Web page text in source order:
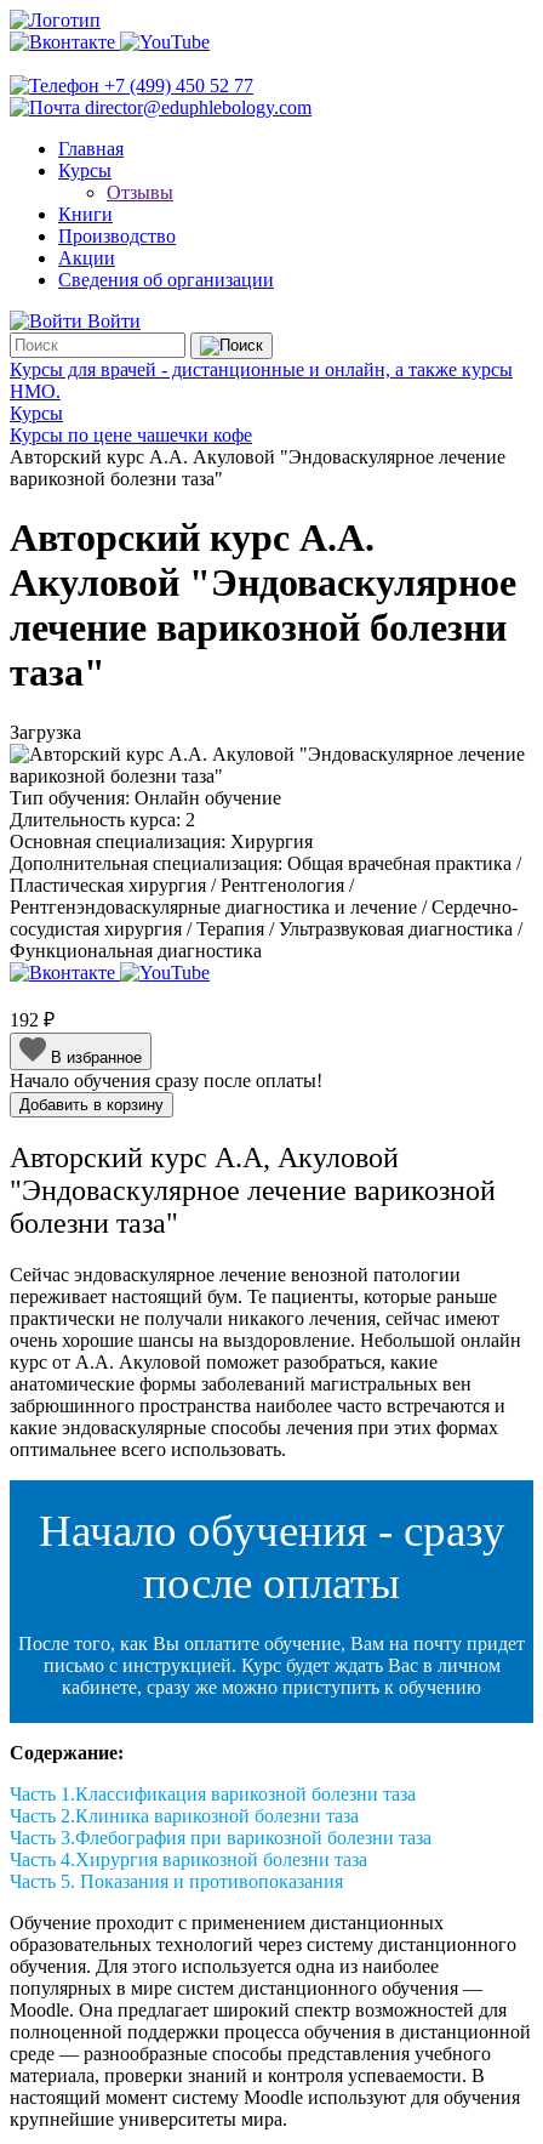
+7 (499) 450 52 77
director@eduphlebology.com
Главная
Курсы
Отзывы
Книги
Производство
Акции
Сведения об организации
Войти
Курсы для врачей - дистанционные и онлайн, а также курсы
НМО.
Курсы
Курсы по цене чашечки кофе
Авторский курс А.А. Акуловой "Эндоваскулярное лечение
варикозной болезни таза"
Авторский курс А.А.
Акуловой "Эндоваскулярное
лечение варикозной болезни
таза"
Загрузка
Тип обучения: Онлайн обучение
Длительность курса: 2
Основная специализация: Хирургия
Дополнительная специализация: Общая врачебная практика /
Пластическая хирургия / Рентгенология /
Рентгенэндоваскулярные диагностика и лечение / Сердечно-
сосудистая хирургия / Терапия / Ультразвуковая диагностика /
Функциональная диагностика
192 ₽
В избранное
Начало обучения сразу после оплаты!
Добавить в корзину
Авторский курс А.А, Акуловой
"Эндоваскулярное лечение варикозной
болезни таза"
Сейчас эндоваскулярное лечение венозной патологии
переживает настоящий бум. Те пациенты, которые раньше
практически не получали никакого лечения, сейчас имеют
очень хорошие шансы на выздоровление. Небольшой онлайн
курс от А.А. Акуловой поможет разобраться, какие
анатомические формы заболеваний магистральных вен
забрюшинного пространства наиболее часто встречаются и
какие эндоваскулярные способы лечения при этих формах
оптимальнее всего использовать.
Начало обучения - сразу
после оплаты
После того, как Вы оплатите обучение, Вам на почту придет
письмо с инструкцией. Курс будет ждать Вас в личном
кабинете, сразу же можно приступить к обучению
Содержание:
Часть 1.Классификация варикозной болезни таза
Часть 2.Клиника варикозной болезни таза
Часть 3.Флебография при варикозной болезни таза
Часть 4.Хирургия варикозной болезни таза
Часть 5. Показания и противопоказания
Обучение проходит с применением дистанционных
образовательных технологий через систему дистанционного
обучения. Для этого используется одна из наиболее
популярных в мире систем дистанционного обучения —
Moodle. Она предлагает широкий спектр возможностей для
полноценной поддержки процесса обучения в дистанционной
среде — разнообразные способы представления учебного
материала, проверки знаний и контроля успеваемости. В
настоящий момент систему Moodle используют для обучения
крупнейшие университеты мира.